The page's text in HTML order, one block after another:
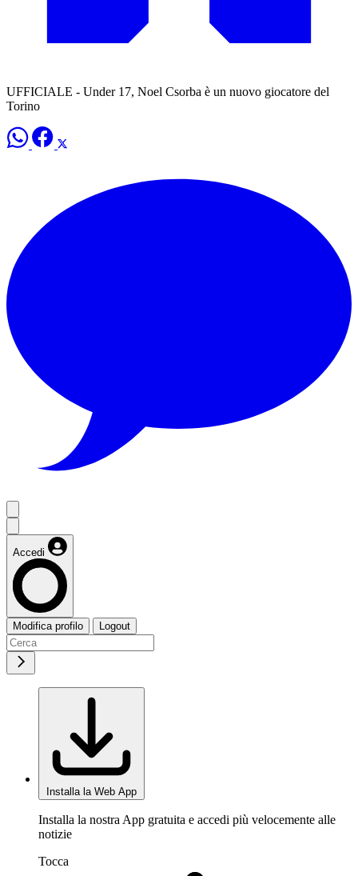
UFFICIALE - Under 17, Noel Csorba è un nuovo giocatore del
Torino
Accedi
Modifica profilo Logout
Installa la Web App
Installa la nostra App gratuita e accedi più velocemente alle
notizie
Tocca